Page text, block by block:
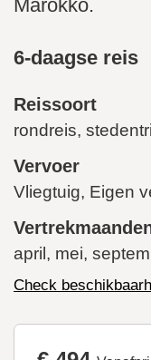
Marokko.
6-daagse reis
Reissoort
rondreis,
Vervoer
Vliegtuig, Eigen
april, mei,
Check